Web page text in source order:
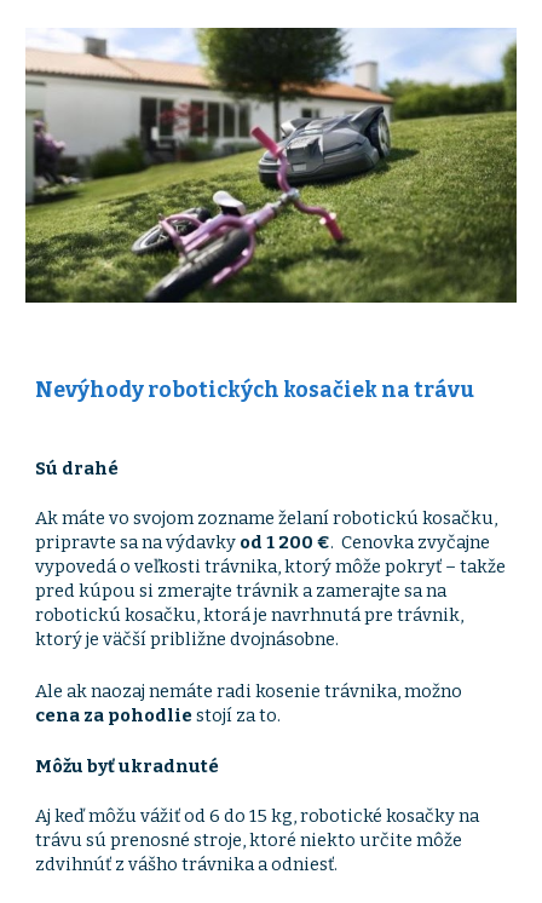
Nevýhody robotických kosačiek na trávu
Sú drahé
Ak máte vo svojom zozname želaní robotickú kosačku,
pripravte sa na výdavky od 1 200 €. Cenovka zvyčajne
vypovedá o veľkosti trávnika, ktorý môže pokryť – takže
pred kúpou si zmerajte trávnik a zamerajte sa na
robotickú kosačku, ktorá je navrhnutá pre trávnik,
ktorý je väčší približne dvojnásobne.
Ale ak naozaj nemáte radi kosenie trávnika, možno
cena za pohodliestojí za to.
Môžu byť ukradnuté
Aj keď môžu vážiť od 6 do 15 kg, robotické kosačky na
trávu sú prenosné stroje, ktoré niekto určite môže
zdvihnúť z vášho trávnika a odniesť.